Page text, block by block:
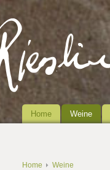
Home Weine
Home Weine